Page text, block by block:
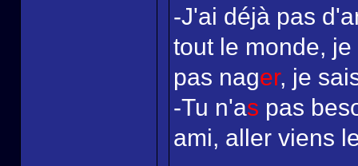
-J'ai déjà pas
tout le monde,
pas nager, je
-Tu n'as pas
ami, aller viens